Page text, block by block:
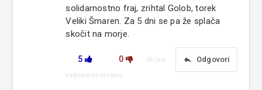
solidarnostno fraj, zrihtal Golob, torek
Veliki Šmaren. Za 5 dni se pa že splača
skočit na morje.
5 0 reply Odgovori
Prijavi
neprimerno vsebino